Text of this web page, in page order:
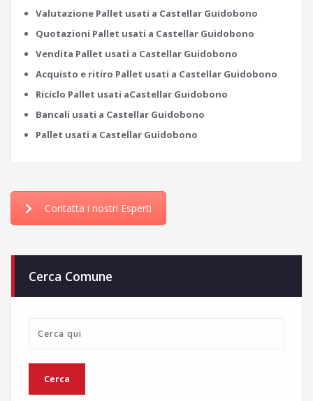
Valutazione Pallet usati a Castellar Guidobono
Quotazioni Pallet usati a Castellar Guidobono
Vendita Pallet usati a Castellar Guidobono
Acquisto e ritiro Pallet usati a Castellar Guidobono
Riciclo Pallet usati aCastellar Guidobono
Bancali usati a Castellar Guidobono
Pallet usati a Castellar Guidobono
Contatta i nostri Esperti
Cerca Comune